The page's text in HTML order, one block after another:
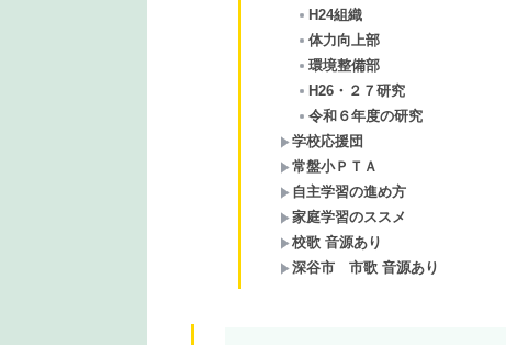
H24組織
体力向上部
環境整備部
H26・２７研究
令和６年度の研究
学校応援団
常盤小ＰＴＡ
自主学習の進め方
家庭学習のススメ
校歌 音源あり
深谷市 市歌 音源あり